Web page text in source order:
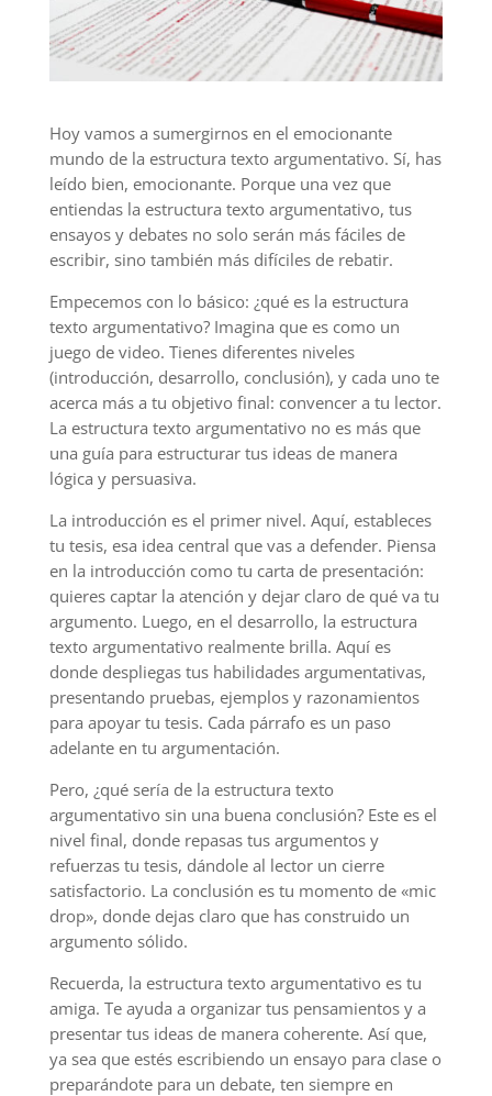
Hoy vamos a sumergirnos en el emocionante
mundo de la estructura texto argumentativo. Sí, has
leído bien, emocionante. Porque una vez que
entiendas la estructura texto argumentativo, tus
ensayos y debates no solo serán más fáciles de
escribir, sino también más difíciles de rebatir.
Empecemos con lo básico: ¿qué es la estructura
texto argumentativo? Imagina que es como un
juego de video. Tienes diferentes niveles
(introducción, desarrollo, conclusión), y cada uno te
acerca más a tu objetivo final: convencer a tu lector.
La estructura texto argumentativo no es más que
una guía para estructurar tus ideas de manera
lógica y persuasiva.
La introducción es el primer nivel. Aquí, estableces
tu tesis, esa idea central que vas a defender. Piensa
en la introducción como tu carta de presentación:
quieres captar la atención y dejar claro de qué va tu
argumento. Luego, en el desarrollo, la estructura
texto argumentativo realmente brilla. Aquí es
donde despliegas tus habilidades argumentativas,
presentando pruebas, ejemplos y razonamientos
para apoyar tu tesis. Cada párrafo es un paso
adelante en tu argumentación.
Pero, ¿qué sería de la estructura texto
argumentativo sin una buena conclusión? Este es el
nivel final, donde repasas tus argumentos y
refuerzas tu tesis, dándole al lector un cierre
satisfactorio. La conclusión es tu momento de «mic
drop», donde dejas claro que has construido un
argumento sólido.
Recuerda, la estructura texto argumentativo es tu
amiga. Te ayuda a organizar tus pensamientos y a
presentar tus ideas de manera coherente. Así que,
ya sea que estés escribiendo un ensayo para clase o
preparándote para un debate, ten siempre en